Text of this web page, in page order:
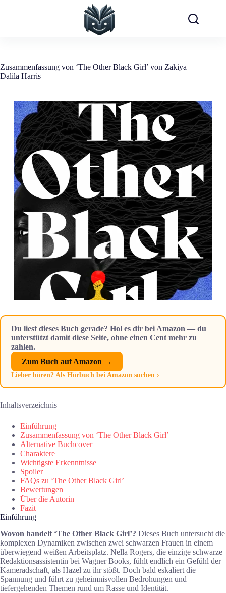
Zusammenfassung von ‘The Other Black Girl’ von Zakiya
Dalila Harris
Du liest dieses Buch gerade? Hol es dir bei Amazon — du
unterstützt damit diese Seite, ohne einen Cent mehr zu
zahlen.
Zum Buch auf Amazon →
Lieber hören? Als Hörbuch bei Amazon suchen ›
Inhaltsverzeichnis
Einführung
Zusammenfassung von ‘The Other Black Girl’
Alternative Buchcover
Charaktere
Wichtigste Erkenntnisse
Spoiler
FAQs zu ‘The Other Black Girl’
Bewertungen
Über die Autorin
Fazit
Einführung
Wovon handelt ‘The Other Black Girl’? Dieses Buch untersucht die
komplexen Dynamiken zwischen zwei schwarzen Frauen in einem
überwiegend weißen Arbeitsplatz. Nella Rogers, die einzige schwarze
Redaktionsassistentin bei Wagner Books, fühlt endlich ein Gefühl der
Kameradschaft, als Hazel zu ihr stößt. Doch bald eskaliert die
Spannung und führt zu geheimnisvollen Bedrohungen und
tiefergehenden Themen rund um Rasse und Identität.